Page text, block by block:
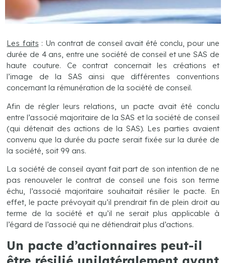
Les faits : Un contrat de conseil avait été conclu, pour une
durée de 4 ans, entre une société de conseil et une SAS de
haute couture. Ce contrat concernait les créations et
l’image de la SAS ainsi que différentes conventions
concernant la rémunération de la société de conseil.
Afin de régler leurs relations, un pacte avait été conclu
entre l’associé majoritaire de la SAS et la société de conseil
(qui détenait des actions de la SAS). Les parties avaient
convenu que la durée du pacte serait fixée sur la durée de
la société, soit 99 ans.
La société de conseil ayant fait part de son intention de ne
pas renouveler le contrat de conseil une fois son terme
échu, l’associé majoritaire souhaitait résilier le pacte. En
effet, le pacte prévoyait qu’il prendrait fin de plein droit au
terme de la société et qu’il ne serait plus applicable à
l’égard de l’associé qui ne détiendrait plus d’actions.
Un pacte d’actionnaires peut-il